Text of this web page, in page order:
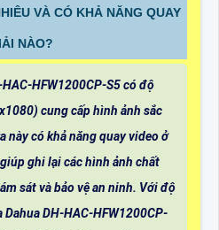
VÀ CÓ KHẢ NĂNG QUAY
NÀO?
HAC-HFW1200CP-S5 có độ
cung cấp hình ảnh sắc
này có khả năng quay video ở
ghi lại các hình ảnh chất
sát và bảo vệ an ninh. Với độ
Dahua DH-HAC-HFW1200CP-